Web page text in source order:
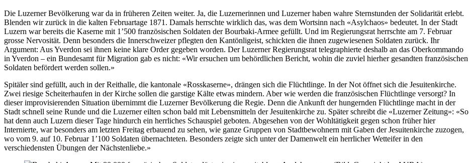
Die Luzerner Bevölkerung war da in früheren Zeiten weiter. Ja, die Luzernerinnen und Luzerner haben wahre Sternstunden der Solidarität erlebt.
Blenden wir zurück in die kalten Februartage 1871. Damals herrschte wirklich das, was dem Wortsinn nach «Asylchaos» bedeutet. In der Stadt
Luzern war bereits die Kaserne mit 1’500 französischen Soldaten der Bourbaki-Armee gefüllt. Und im Regierungsrat herrschte am 7. Februar
grosse Nervosität. Denn besonders die Innerschweizer pflegten den Kantönligeist, schickten die ihnen zugewiesenen Soldaten zurück. Ihr
Argument: Aus Yverdon sei ihnen keine klare Order gegeben worden. Der Luzerner Regierungsrat telegraphierte deshalb an das Oberkommando
in Yverdon – ein Bundesamt für Migration gab es nicht: «Wir ersuchen um behördlichen Bericht, wohin die zuviel hierher gesandten französischen
Soldaten befördert werden sollen.»
Spitäler sind gefüllt, auch in der Reithalle, die kantonale «Rosskaserne», drängen sich die Flüchtlinge. In der Not öffnet sich die Jesuitenkirche.
Zwei riesige Scheiterhaufen in der Kirche sollen die garstige Kälte etwas mindern. Aber wie werden die französischen Flüchtlinge versorgt? In
dieser improvisierenden Situation übernimmt die Luzerner Bevölkerung die Regie. Denn die Ankunft der hungernden Flüchtlinge macht in der
Stadt schnell seine Runde und die Luzerner eilten schon bald mit Lebensmitteln der Jesuitenkirche zu. Später schreibt die «Luzerner Zeitung»: «So
hat denn auch Luzern dieser Tage hindurch ein herrliches Schauspiel geboten. Abgesehen von der Wohltätigkeit gegen schon früher hier
Internierte, war besonders am letzten Freitag erbauend zu sehen, wie ganze Gruppen von Stadtbewohnern mit Gaben der Jesuitenkirche zuzogen,
wo vom 9. auf 10. Februar 1’100 Soldaten übernachteten. Besonders zeigte sich unter der Damenwelt ein herrlicher Wetteifer in den
verschiedensten Übungen der Nächstenliebe.»